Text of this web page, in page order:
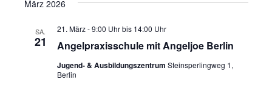
März 2026
SA.
21 Angelpraxisschule mit Angeljoe Berlin
21. März - 9:00 Uhrbis 14:00 Uhr
Jugend- & Ausbildungszentrum Steinsperlingweg 1,
Berlin